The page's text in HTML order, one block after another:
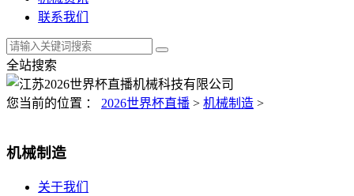
联系我们
全站搜索
您当前的位置 ： 2026世界杯直播 > 机械制造 >
机械制造
关于我们